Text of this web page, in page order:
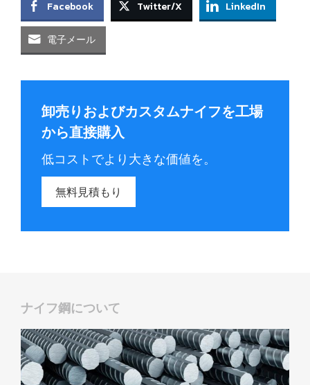
Facebook Twitter/X LinkedIn
電子メール
卸売りおよびカスタムナイフを工場
から直接購入
低コストでより大きな価値を。
無料見積もり
ナイフ鋼について